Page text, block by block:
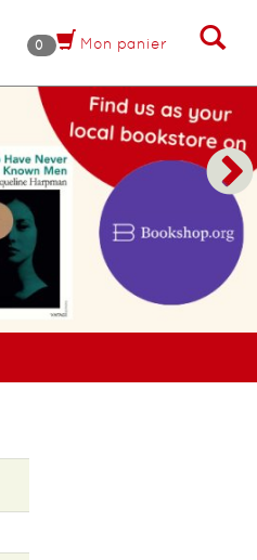
0 Mon panier